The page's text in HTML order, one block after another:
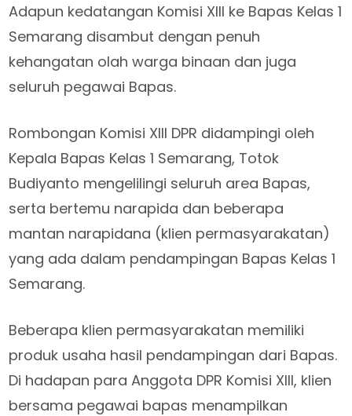
Adapun kedatangan Komisi XIII ke Bapas Kelas 1
Semarang disambut dengan penuh
kehangatan olah warga binaan dan juga
seluruh pegawai Bapas.
Rombongan Komisi XIII DPR didampingi oleh
Kepala Bapas Kelas 1 Semarang, Totok
Budiyanto mengelilingi seluruh area Bapas,
serta bertemu narapida dan beberapa
mantan narapidana (klien permasyarakatan)
yang ada dalam pendampingan Bapas Kelas 1
Semarang.
Beberapa klien permasyarakatan memiliki
produk usaha hasil pendampingan dari Bapas.
Di hadapan para Anggota DPR Komisi XIII, klien
bersama pegawai bapas menampilkan